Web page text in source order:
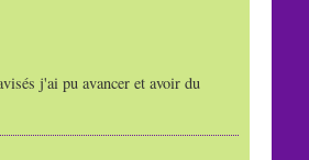
j'ai pu avancer et avoir du